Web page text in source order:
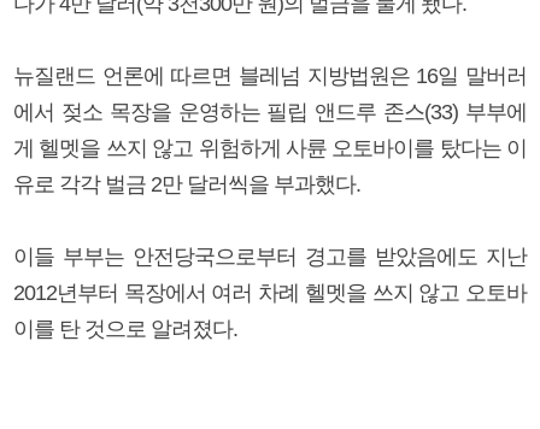
뉴질랜드 언론에 따르면 블레넘 지방법원은 16일 말버러
에서 젖소 목장을 운영하는 필립 앤드루 존스(33) 부부에
게 헬멧을 쓰지 않고 위험하게 사륜 오토바이를 탔다는 이
유로 각각 벌금 2만 달러씩을 부과했다.
이들 부부는 안전당국으로부터 경고를 받았음에도 지난
2012년부터 목장에서 여러 차례 헬멧을 쓰지 않고 오토바
이를 탄 것으로 알려졌다.